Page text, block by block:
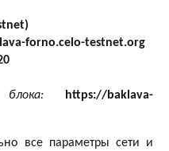
forno.celo-testnet.org
https://baklava-
все параметры сети и